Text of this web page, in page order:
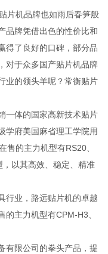
机品牌也如雨后春笋般
品牌凭借出色的性价比和
得了良好的口碑，部分品
对于众多国产贴片机品牌
业的领头羊呢？常衡贴片
体的国家高新技术贴片
学府美国麻省理工学院用
售的主力机型有RS20、
以其高效、稳定、精准
业，路远贴片机的卓越
主力机型有CPM-H3、
限公司的拳头产品，提